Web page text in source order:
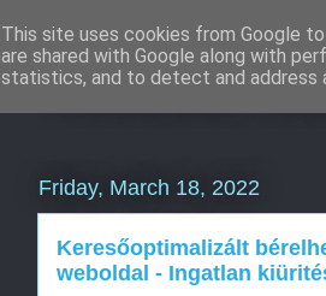
Weboldal
Friday, March 18, 2022
Keresőoptimalizált
weboldal - Ingatlan
This site uses cookies from Google
are shared with Google along with
statistics, and to detect and address